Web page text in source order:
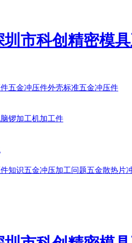
圳市科创精密模
五金冲压件外壳标准五金冲压件
锣加工机加工件
知识五金冲压加工问题五金散热片